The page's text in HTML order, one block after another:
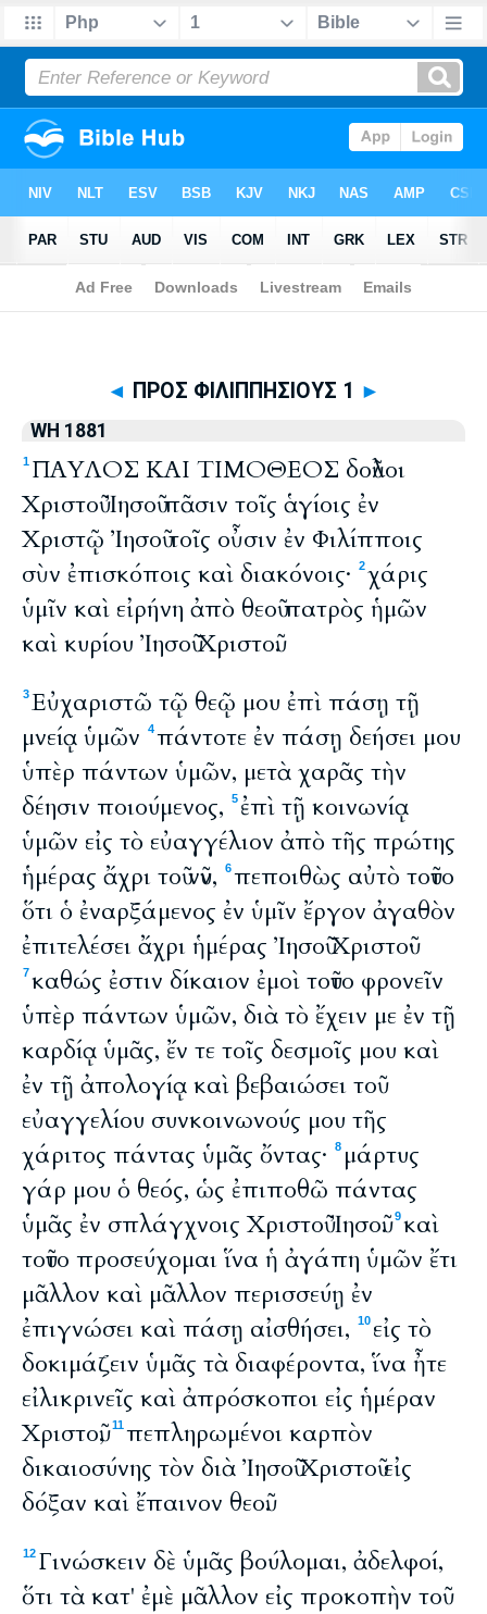
Biblia>WH 1881> ΠΡΟΣ ΦΙΛΙΠΠΗΣΙΟΥΣ 1
◄ ΠΡΟΣ ΦΙΛΙΠΠΗΣΙΟΥΣ 1 ►
WH 1881
1 ΠΑΥΛΟΣ ΚΑΙ ΤΙΜΟΘΕΟΣ δοῦλοι
Χριστοῦ Ἰησοῦ πᾶσιν τοῖς ἁγίοις ἐν
Χριστῷ Ἰησοῦ τοῖς οὖσιν ἐν Φιλίπποις
σὺν ἐπισκόποις καὶ διακόνοις·
2χάρις
ὑμῖν καὶ εἰρήνη ἀπὸ θεοῦ πατρὸς ἡμῶν
καὶ κυρίου Ἰησοῦ Χριστοῦ.
3Εὐχαριστῶ τῷ θεῷ μου ἐπὶ πάσῃ τῇ
μνείᾳ ὑμῶν
4πάντοτε ἐν πάσῃ δεήσει μου
ὑπὲρ πάντων ὑμῶν, μετὰ χαρᾶς τὴν
δέησιν ποιούμενος,
5 ἐπὶ τῇ κοινωνίᾳ
ὑμῶν εἰς τὸ εὐαγγέλιον ἀπὸ τῆς πρώτης
ἡμέρας ἄχρι τοῦ νῦν,
6πεποιθὼς αὐτὸ τοῦτο
ὅτι ὁ ἐναρξάμενος ἐν ὑμῖν ἔργον ἀγαθὸν
ἐπιτελέσει ἄχρι ἡμέρας Ἰησοῦ Χριστοῦ·
7καθώς ἐστιν δίκαιον ἐμοὶ τοῦτο φρονεῖν
ὑπὲρ πάντων ὑμῶν, διὰ τὸ ἔχειν με ἐν τῇ
καρδίᾳ ὑμᾶς, ἔν τε τοῖς δεσμοῖς μου καὶ
ἐν τῇ ἀπολογίᾳ καὶ βεβαιώσει τοῦ
εὐαγγελίου συνκοινωνούς μου τῆς
χάριτος πάντας ὑμᾶς ὄντας·
8 μάρτυς
γάρ μου ὁ θεός, ὡς ἐπιποθῶ πάντας
ὑμᾶς ἐν σπλάγχνοις Χριστοῦ Ἰησοῦ.9καὶ
τοῦτο προσεύχομαι ἵνα ἡ ἀγάπη ὑμῶν ἔτι
μᾶλλον καὶ μᾶλλον περισσεύῃ ἐν
ἐπιγνώσει καὶ πάσῃ αἰσθήσει,
10 εἰς τὸ
δοκιμάζειν ὑμᾶς τὰ διαφέροντα, ἵνα ἦτε
εἰλικρινεῖς καὶ ἀπρόσκοποι εἰς ἡμέραν
Χριστοῦ,11πεπληρωμένοι καρπὸν
δικαιοσύνης τὸν διὰ Ἰησοῦ Χριστοῦ εἰς
δόξαν καὶ ἔπαινον θεοῦ.
12 Γινώσκειν δὲ ὑμᾶς βούλομαι, ἀδελφοί,
ὅτι τὰ κατ' ἐμὲ μᾶλλον εἰς προκοπὴν τοῦ